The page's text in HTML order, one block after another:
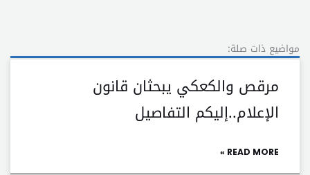
مواضيع ذات صلة:
مرقص والكعكي يبحثان قانون
الإعلام..إليكم التفاصيل
READ MORE »